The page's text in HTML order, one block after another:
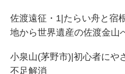
佐渡遠征・1|たらい舟と宿
地から世界遺産の佐渡金山
小泉山(茅野市)|初心者にや
不足解消